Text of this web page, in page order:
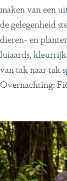
maken van een
de gelegenheid
dieren- en
luiaards,
van tak naar tak
Overnachting: